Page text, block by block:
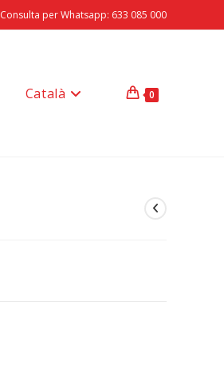
Consulta per Whatsapp: 633 085 000
Català 0